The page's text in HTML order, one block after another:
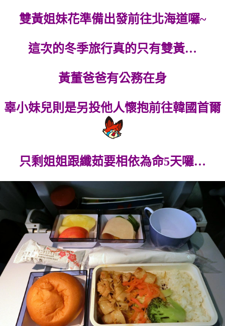
雙黃姐妹花準備出發前往北海道囉~
這次的冬季旅行真的只有雙黃…
黃董爸爸有公務在身
辜小妹兒則是另投他人懷抱前往韓國首爾
只剩姐姐跟纖茹要相依為命5天囉…